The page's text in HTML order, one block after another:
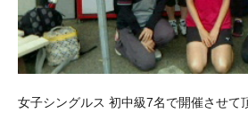
女子シングルス 初中級7名で開催させて